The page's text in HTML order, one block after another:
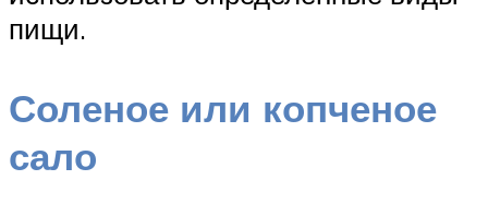
пищи.
Соленое или копченое
сало